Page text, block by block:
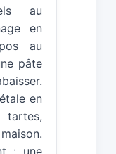
au
en
au
pâte
en
tartes,
: une